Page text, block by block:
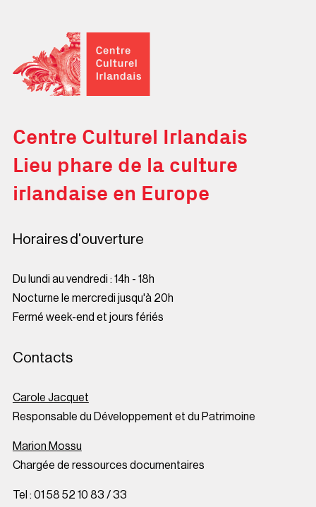
Centre Culturel Irlandais
Lieu phare de la culture
irlandaise en Europe
Horaires d'ouverture
Du lundi au vendredi : 14h - 18h
Nocturne le mercredi jusqu'à 20h
Fermé week-end et jours fériés
Contacts
Carole Jacquet
Responsable du Développement et du Patrimoine
Marion Mossu
Chargée de ressources documentaires
Tel : 01 58 52 10 83 / 33